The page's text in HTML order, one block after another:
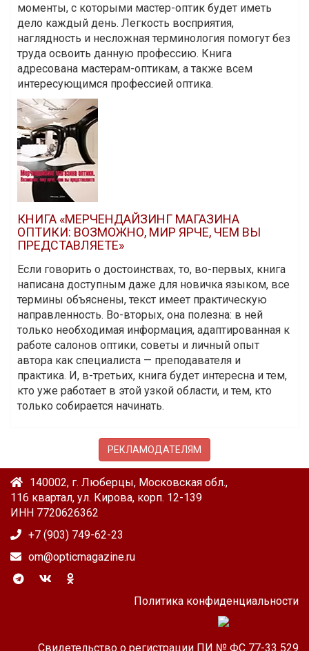
моменты, с которыми мастер-оптик будет иметь
дело каждый день. Легкость восприятия,
наглядность и несложная терминология помогут без
труда освоить данную профессию. Книга
адресована мастерам-оптикам, а также всем
интересующимся профессией оптика.
КНИГА «МЕРЧЕНДАЙЗИНГ МАГАЗИНА
ОПТИКИ: ВОЗМОЖНО, МИР ЯРЧЕ, ЧЕМ ВЫ
ПРЕДСТАВЛЯЕТЕ»
Если говорить о достоинствах, то, во-первых, книга
написана доступным даже для новичка языком, все
термины объяснены, текст имеет практическую
направленность. Во-вторых, она полезна: в ней
только необходимая информация, адаптированная к
работе салонов оптики, советы и личный опыт
автора как специалиста — преподавателя и
практика. И, в-третьих, книга будет интересна и тем,
кто уже работает в этой узкой области, и тем, кто
только собирается начинать.
РЕКЛАМОДАТЕЛЯМ
140002, г. Люберцы, Московская обл.,
116 квартал, ул. Кирова, корп. 12-139
ИНН 7720626362
+7 (903) 749-62-23
om@opticmagazine.ru
Политика конфиденциальности
Свидетельство о регистрации ПИ № ФС 77-33 529